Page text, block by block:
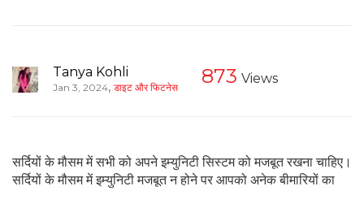
Tanya Kohli
Jan 3, 2024, डाइट और फिटनेस 873 Views
सर्दियों के मौसम में सभी को अपने इम्युनिटी सिस्टम को मजबूत रखना चाहिए।
सर्दियों के मौसम में इम्युनिटी मजबूत न होने पर आपको अनेक बीमारियों का